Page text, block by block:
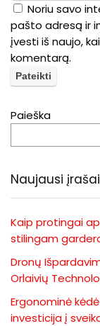
Noriu savo
pašto adresą ir
įvesti iš naujo,
komentarą.
Paieška
Naujausi įrašai
Kaip protingai
stilingam
Dronų
Orlaivių
Ergonominė
investicija į